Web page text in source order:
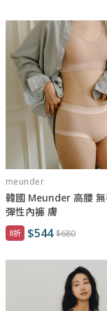
Meunder 內衣採用
奧地利或其他歐洲
同時使用再生能源萃
線。過程中所產生
堅持使用莫代爾與
所有產品不僅能穿
「for me, for earth!
meunder
韓國 Meunder 高腰
彈性內褲 膚
8折 $544 $680